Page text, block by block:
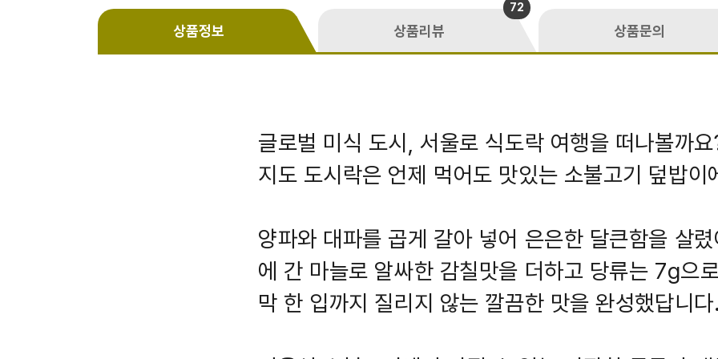
상품정보 상품리뷰
72
상품문의
글로벌 미식 도시, 서울로 식도락 여행을 떠나볼까
지도 도시락은 언제 먹어도 맛있는 소불고기 덮밥이
양파와 대파를 곱게 갈아 넣어 은은한 달큰함을 살
에 간 마늘로 알싸한 감칠맛을 더하고 당류는 7g으
막 한 입까지 질리지 않는 깔끔한 맛을 완성했답니